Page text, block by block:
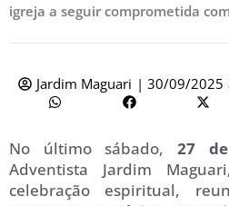
igreja a seguir comprometida
Jardim Maguari | 30/09/2025
No último sábado,27
Adventista Jardim
celebração espiritual,